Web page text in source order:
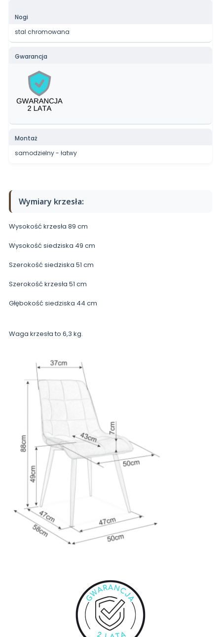
Nogi
stal chromowana
Gwarancja
Montaż
samodzielny - łatwy
Wymiary krzesła:
Wysokość krzesła 89 cm
Wysokość siedziska 49 cm
Szerokość siedziska 51 cm
Szerokość krzesła 51 cm
Głębokość siedziska 44 cm
Waga krzesła to 6,3 kg.